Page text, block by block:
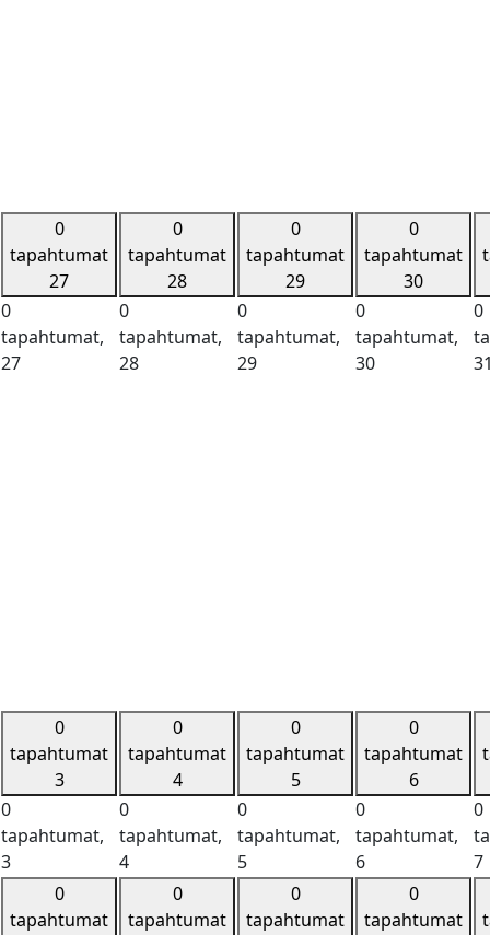
0
tapahtumat
27
0
tapahtumat,
27
0
tapahtumat
28
0
tapahtumat,
28
0
tapahtumat
29
0
tapahtumat,
29
0
tapahtumat
30
0
tapahtumat,
30
0
0
tapahtumat
3
0
tapahtumat,
3
0
tapahtumat
4
0
tapahtumat,
4
0
tapahtumat
5
0
tapahtumat,
5
0
tapahtumat
6
0
tapahtumat,
6
0
7
0
tapahtumat
0
tapahtumat
0
tapahtumat
0
tapahtumat